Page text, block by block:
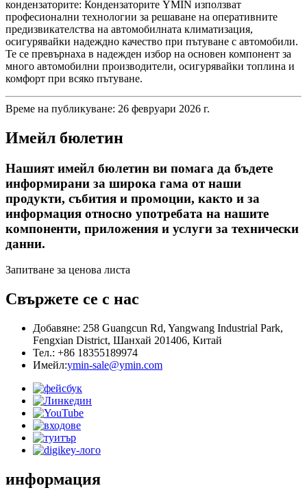
кондензаторите: Кондензаторите YMIN използват
професионални технологии за решаване на оперативните
предизвикателства на автомобилната климатизация,
осигурявайки надеждно качество при пътуване с автомобили.
Те се превърнаха в надежден избор на основен компонент за
много автомобилни производители, осигурявайки топлина и
комфорт при всяко пътуване.
Време на публикуване: 26 февруари 2026 г.
Имейл бюлетин
Нашият имейл бюлетин ви помага да бъдете
информирани за широка гама от наши
продукти, събития и промоции, както и за
информация относно употребата на нашите
компоненти, приложения и услуги за технически
данни.
Запитване за ценова листа
Свържете се с нас
Добавяне: 258 Guangcun Rd, Yangwang Industrial Park,
Fengxian District, Шанхай 201406, Китай
Тел.: +86 18355189974
Имейл:ymin-sale@ymin.com
информация